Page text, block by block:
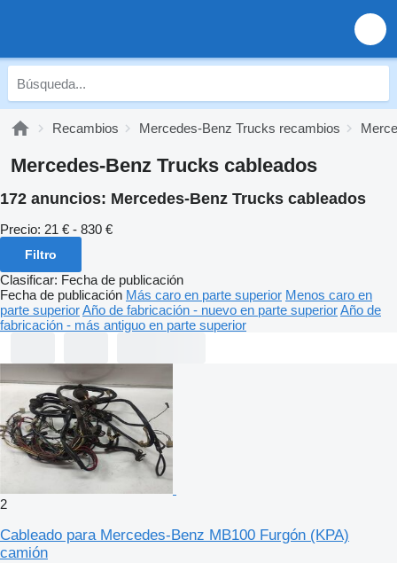
Recambios Mercedes-Benz Trucks recambios
Mercedes-Benz Trucks cableados
172 anuncios: Mercedes-Benz Trucks cableados
Precio: 21 € - 830 €
Filtro
Clasificar: Fecha de publicación
Fecha de publicación Más caro en parte superior Menos caro en
parte superiorAño de fabricación - nuevo en parte superiorAño de
fabricación - más antiguo en parte superior
2
Cableado para Mercedes-Benz MB100 Furgón (KPA)
camión